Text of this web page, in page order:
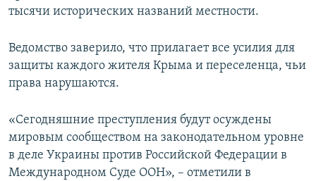
тысячи исторических названий местности.
Ведомство заверило, что прилагает все усилия для
защиты каждого жителя Крыма и переселенца, чьи
права нарушаются.
«Сегодняшние преступления будут осуждены
мировым сообществом на законодательном уровне
в деле Украины против Российской Федерации в
Международном Суде ООН», – отметили в